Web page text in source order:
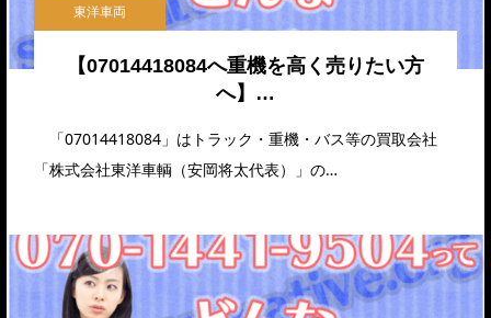
東洋車両
【07014418084へ重機を高く売りたい方
へ】…
「07014418084」はトラック・重機・バス等の買取会社
「株式会社東洋車輌（安岡将太代表）」の…